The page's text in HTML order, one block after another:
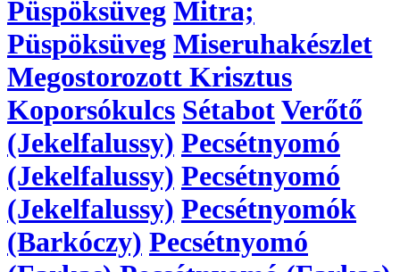
Püspöksüveg Mitra;
Püspöksüveg Miseruhakészlet
Megostorozott Krisztus
Koporsókulcs SétabotVerőtő
(Jekelfalussy) Pecsétnyomó
(Jekelfalussy) Pecsétnyomó
(Jekelfalussy) Pecsétnyomók
(Barkóczy) Pecsétnyomó